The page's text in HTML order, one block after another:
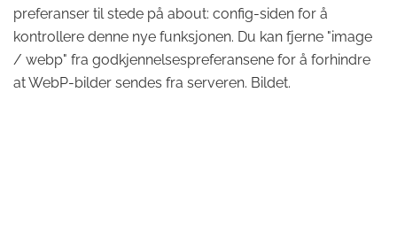
preferanser til stede på about: config-siden for å
kontrollere denne nye funksjonen. Du kan fjerne "image
/ webp" fra godkjennelsespreferansene for å forhindre
at WebP-bilder sendes fra serveren. Bildet.